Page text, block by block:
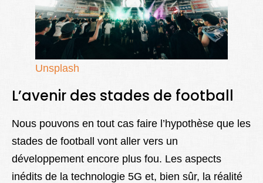
Unsplash
L’avenir des stades de football
Nous pouvons en tout cas faire l’hypothèse que les
stades de football vont aller vers un
développement encore plus fou. Les aspects
inédits de la technologie 5G et, bien sûr, la réalité